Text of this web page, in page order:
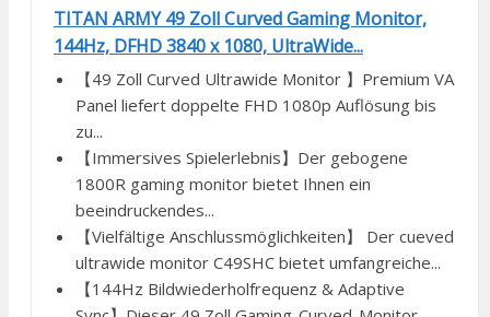
TITAN ARMY 49 Zoll Curved Gaming Monitor,
144Hz, DFHD 3840 x 1080, UltraWide...
【49 Zoll Curved Ultrawide Monitor 】Premium VA
Panel liefert doppelte FHD 1080p Auflösung bis
zu...
【Immersives Spielerlebnis】Der gebogene
1800R gaming monitor bietet Ihnen ein
beeindruckendes...
【Vielfältige Anschlussmöglichkeiten】 Der cueved
ultrawide monitor C49SHC bietet umfangreiche...
【144Hz Bildwiederholfrequenz & Adaptive